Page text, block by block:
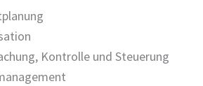
Kontrolle und Steuerung